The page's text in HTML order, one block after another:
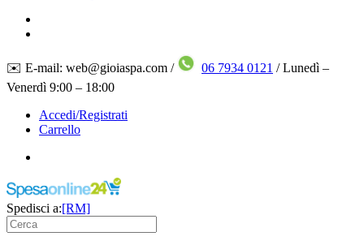
✉️ E-mail: web@gioiaspa.com / 06 7934 0121 / Lunedì –
Venerdì 9:00 – 18:00
Accedi/Registrati
Carrello
Spedisci a:[RM]